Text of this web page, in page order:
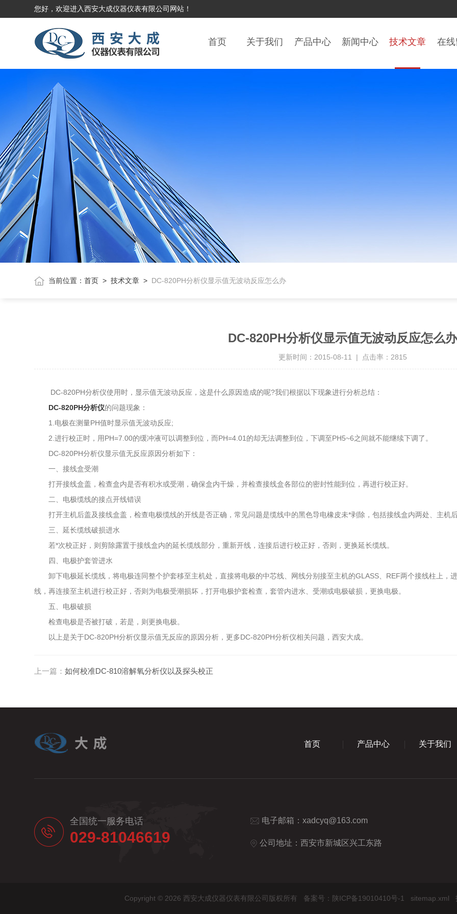
您好，欢迎进入西安大成仪器仪表有限公司网站！
首页 关于我们 产品中心 新闻中心 技术文章 在
当前位置：首页 >技术文章 > DC-820PH分析仪显示值无波动反应怎么办
DC-820PH分析仪显示值无波动反应怎么办
更新时间：2015-08-11 | 点击率：2815
DC-820PH分析仪使用时，显示值无波动反应，这是什么原因造成的呢?我们根据以下现象进行分析总结：
DC-820PH分析仪的问题现象：
1.电极在测量PH值时显示值无波动反应;
2.进行校正时，用PH=7.00的缓冲液可以调整到位，而PH=4.01的却无法调整到位，下调至PH5~6之间就不能继续下调了。
DC-820PH分析仪显示值无反应原因分析如下：
一、接线盒受潮
打开接线盒盖，检查盒内是否有积水或受潮，确保盒内干燥，并检查接线盒各部位的密封性能到位，再进行校正好。
二、电极缆线的接点开线错误
打开主机后盖及接线盒盖，检查电极缆线的开线是否正确，常见问题是缆线中的黑色导电橡皮未*剥除，包括接线盒内两处、主机
三、延长缆线破损进水
若*次校正好，则剪除露置于接线盒内的延长缆线部分，重新开线，连接后进行校正好，否则，更换延长缆线。
四、电极护套管进水
卸下电极延长缆线，将电极连同整个护套移至主机处，直接将电极的中芯线、网线分别接至主机的GLASS、REF两个接线柱上，
线，再连接至主机进行校正好，否则为电极受潮损坏，打开电极护套检查，套管内进水、受潮或电极破损，更换电极。
五、电极破损
检查电极是否被打破，若是，则更换电极。
以上是关于DC-820PH分析仪显示值无反应的原因分析，更多DC-820PH分析仪相关问题，西安大成。
上一篇：如何校准DC-810溶解氧分析仪以及探头校正
首页 产品中心 关于我们
全国统一服务电话
029-81046619
电子邮箱： xadcyq@163.com
公司地址：西安市新城区兴工东路
Copyright © 2026 西安大成仪器仪表有限公司版权所有 备案号：陕ICP备19010410号-1 sitemap.xml